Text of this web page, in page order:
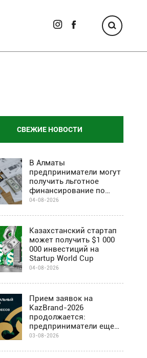
СВЕЖИЕ НОВОСТИ
В Алматы
предприниматели могут
получить льготное
финансирование по
программе Almaty
04-08-2026
Казахстанский стартап
может получить $1 000
000 инвестиций на
Startup World Cup
04-08-2026
Прием заявок на
KazBrand-2026
продолжается:
предприниматели еще
могут присоединиться к
03-08-2026